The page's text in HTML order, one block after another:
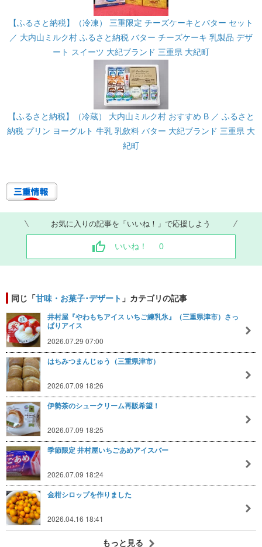
【ふるさと納税】（冷凍） 三重限定 チーズケーキとバター セット
／ 大内山ミルク村 ふるさと納税 バター チーズケーキ 乳製品 デザ
ート スイーツ 大紀ブランド 三重県 大紀町
【ふるさと納税】（冷蔵） 大内山ミルク村 おすすめ B ／ ふるさと
納税 プリン ヨーグルト 牛乳 乳飲料 バター 大紀ブランド 三重県 大
紀町
お気に入りの記事を「いいね！」で応援しよう
いいね！ 0
同じ「甘味・お菓子･デザート 」カテゴリの記事
井村屋『やわもちアイス いちご練乳氷』（三重県津市）さっ
ぱりアイス
2026.07.29 07:00
はちみつまんじゅう（三重県津市）
2026.07.09 18:26
伊勢茶のシュークリーム再販希望！
2026.07.09 18:25
季節限定 井村屋いちごあめアイスバー
2026.07.09 18:24
金柑シロップを作りました
2026.04.16 18:41
もっと見る